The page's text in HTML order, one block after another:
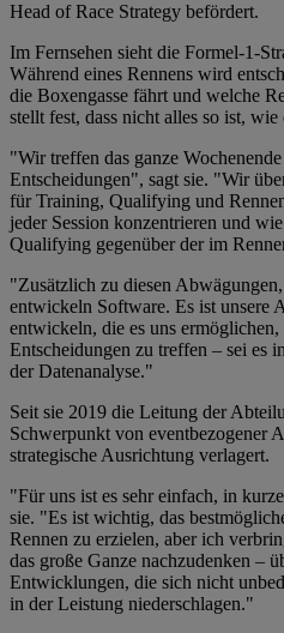
Head of Race Strategy befördert.
Im Fernsehen sieht die Formel-1-
Während eines Rennens wird
die Boxengasse fährt und welche
stellt fest, dass nicht alles so ist, wie
"Wir treffen das ganze
Entscheidungen", sagt sie. "Wir
für Training, Qualifying und
jeder Session konzentrieren und
Qualifying gegenüber der im
"Zusätzlich zu diesen
entwickeln Software. Es ist unsere
entwickeln, die es uns ermöglichen,
Entscheidungen zu treffen – sei es
der Datenanalyse."
Seit sie 2019 die Leitung der
Schwerpunkt von eventbezogener
strategische Ausrichtung verlagert.
"Für uns ist es sehr einfach, in
sie. "Es ist wichtig, das
Rennen zu erzielen, aber ich
das große Ganze nachzudenken –
Entwicklungen, die sich nicht
in der Leistung niederschlagen."